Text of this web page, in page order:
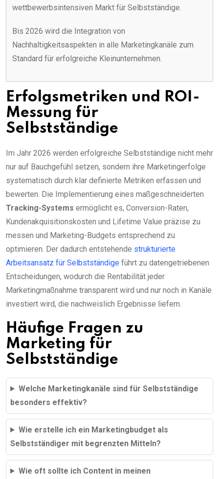
wettbewerbsintensiven Markt für Selbstständige.
Bis 2026 wird die Integration von
Nachhaltigkeitsaspekten in alle Marketingkanäle zum
Standard für erfolgreiche Kleinunternehmen.
Erfolgsmetriken und ROI-
Messung für
Selbstständige
Im Jahr 2026 werden erfolgreiche Selbstständige nicht mehr
nur auf Bauchgefühl setzen, sondern ihre Marketingerfolge
systematisch durch klar definierte Metriken erfassen und
bewerten. Die Implementierung eines maßgeschneiderten
Tracking-Systems ermöglicht es, Conversion-Raten,
Kundenakquisitionskosten und Lifetime Value präzise zu
messen und Marketing-Budgets entsprechend zu
optimieren. Der dadurch entstehende strukturierte
Arbeitsansatz für Selbstständige führt zu datengetriebenen
Entscheidungen, wodurch die Rentabilität jeder
Marketingmaßnahme transparent wird und nur noch in Kanäle
investiert wird, die nachweislich Ergebnisse liefern.
Häufige Fragen zu
Marketing für
Selbstständige
Welche Marketingkanäle sind für Selbstständige
besonders effektiv?
Wie erstelle ich ein Marketingbudget als
Selbstständiger mit begrenzten Mitteln?
Wie oft sollte ich Content in meinen